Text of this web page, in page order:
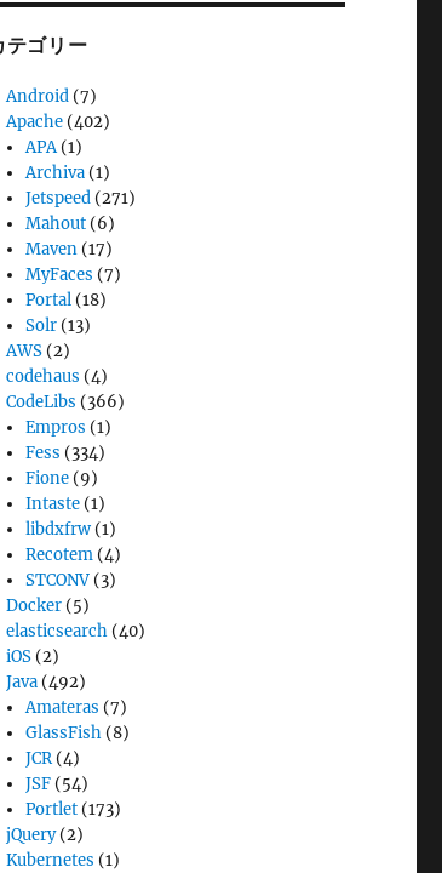
テゴリー
Android (7)
Apache (402)
APA(1)
Archiva (1)
Jetspeed (271)
Mahout (6)
Maven (17)
MyFaces (7)
Portal (18)
Solr (13)
AWS (2)
codehaus (4)
CodeLibs (366)
Empros (1)
Fess (334)
Fione (9)
Intaste (1)
libdxfrw (1)
Recotem (4)
STCONV (3)
Docker (5)
elasticsearch (40)
iOS (2)
Java (492)
Amateras (7)
GlassFish (8)
JCR(4)
JSF (54)
Portlet (173)
jQuery(2)
Kubernetes (1)